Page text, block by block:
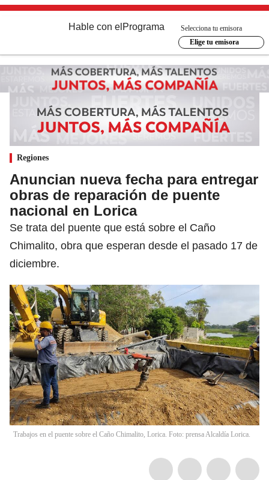
Hable con el Programa
Selecciona tu emisora
Elige tu emisora
Regiones
Anuncian nueva fecha para entregar
obras de reparación de puente
nacional en Lorica
Se trata del puente que está sobre el Caño
Chimalito, obra que esperan desde el pasado 17 de
diciembre.
Trabajos en el puente sobre el Caño Chimalito, Lorica. Foto: prensa Alcaldía Lorica.